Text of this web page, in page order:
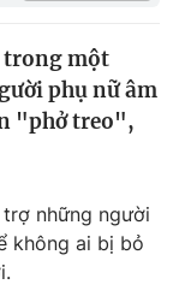
trong một
phụ nữ âm
"phở treo",
những người
không ai bị bỏ